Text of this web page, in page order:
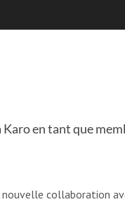
en tant que
nouvelle collaboration